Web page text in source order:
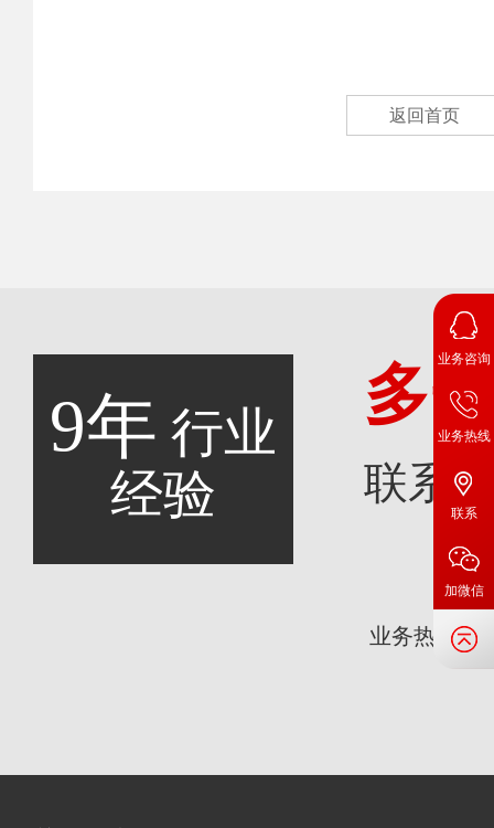
返回首页
9年 行业
经验
多
联系
业务热线：
业务咨询
业务热线
联系
加微信